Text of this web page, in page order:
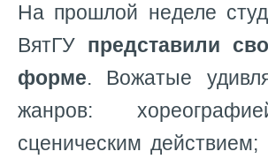
На прошлой неделе
ВятГУ представили
форме. Вожатые
жанров:
сценическим